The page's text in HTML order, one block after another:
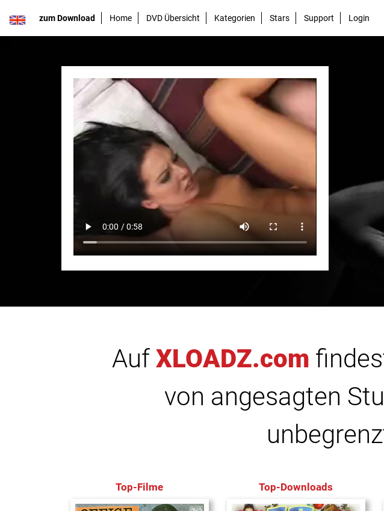
zum Download Home DVD Übersicht Kategorien Stars Support Login
Auf XLOADZ.com
von angesagten
Top-Filme Top-Downloads